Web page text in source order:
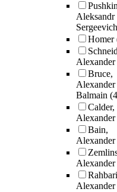
Aleksandr
Sergeevich
Homer
Alexander
Bruce,
Alexander
Balmain
Calder,
Alexander
Bain,
Alexander
Alexander
Alexander